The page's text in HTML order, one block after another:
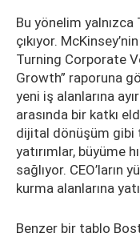
Bu yönelim yalnızca
çıkıyor.
Turning Corporate
Growth” raporuna
yeni iş alanlarına
arasında bir katkı
dijital dönüşüm gibi
yatırımlar, büyüme
sağlıyor. CEO’ların
kurma alanlarına
Benzer bir tablo